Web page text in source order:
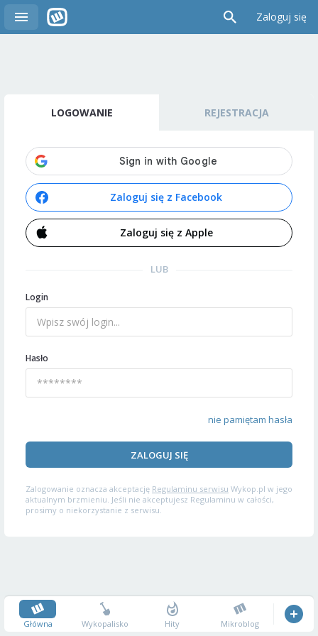
Zaloguj się
LOGOWANIE REJESTRACJA
Zaloguj się z Facebook
Zaloguj się z Apple
LUB
Login
Hasło
nie pamiętam hasła
ZALOGUJ SIĘ
Zalogowanie oznacza akceptację Regulaminu serwisu Wykop.pl w jego
aktualnym brzmieniu. Jeśli nie akceptujesz Regulaminu w całości,
prosimy o niekorzystanie z serwisu.
Główna Wykopalisko Hity Mikroblog